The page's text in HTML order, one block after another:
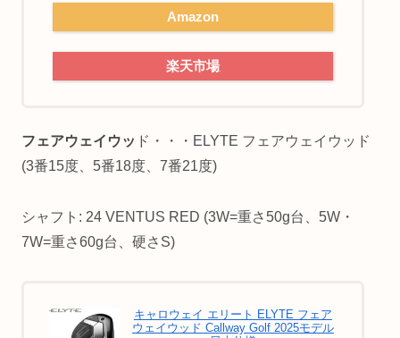
Amazon
楽天市場
フェアウェイウッ ド・・・ELYTE フェアウェイウッド
(3番15度、5番18度、7番21度)
シャフト: 24 VENTUS RED (3W=重さ50g台、5W・
7W=重さ60g台、硬さS)
キャロウェイ エリート ELYTE フェア
ウェイウッド Callway Golf 2025モデル